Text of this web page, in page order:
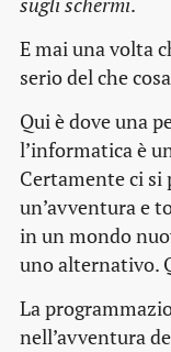
sugli schermi.
E mai una volta
serio del che
Qui è dove una
l’informatica è
Certamente ci si
un’avventura e
in un mondo
uno alternativo.
La
nell’avventura